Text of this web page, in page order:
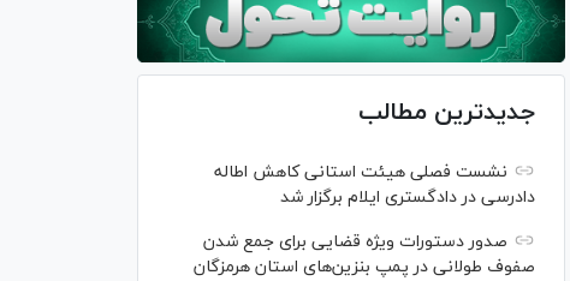
جدیدترین مطالب
نشست فصلی هیئت استانی کاهش اطاله
دادرسی در دادگستری ایلام برگزار شد
صدور دستورات ویژه قضایی برای جمع شدن
صفوف طولانی در پمپ بنزین‌های استان هرمزگان